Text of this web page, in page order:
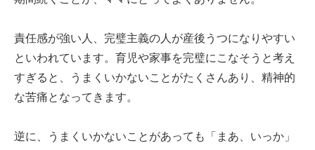
責任感が強い人、完璧主義の人が産後うつになりやすい
といわれています。育児や家事を完璧にこなそうと考え
すぎると、うまくいかないことがたくさんあり、精神的
な苦痛となってきます。
逆に、うまくいかないことがあっても「まあ、いっか」